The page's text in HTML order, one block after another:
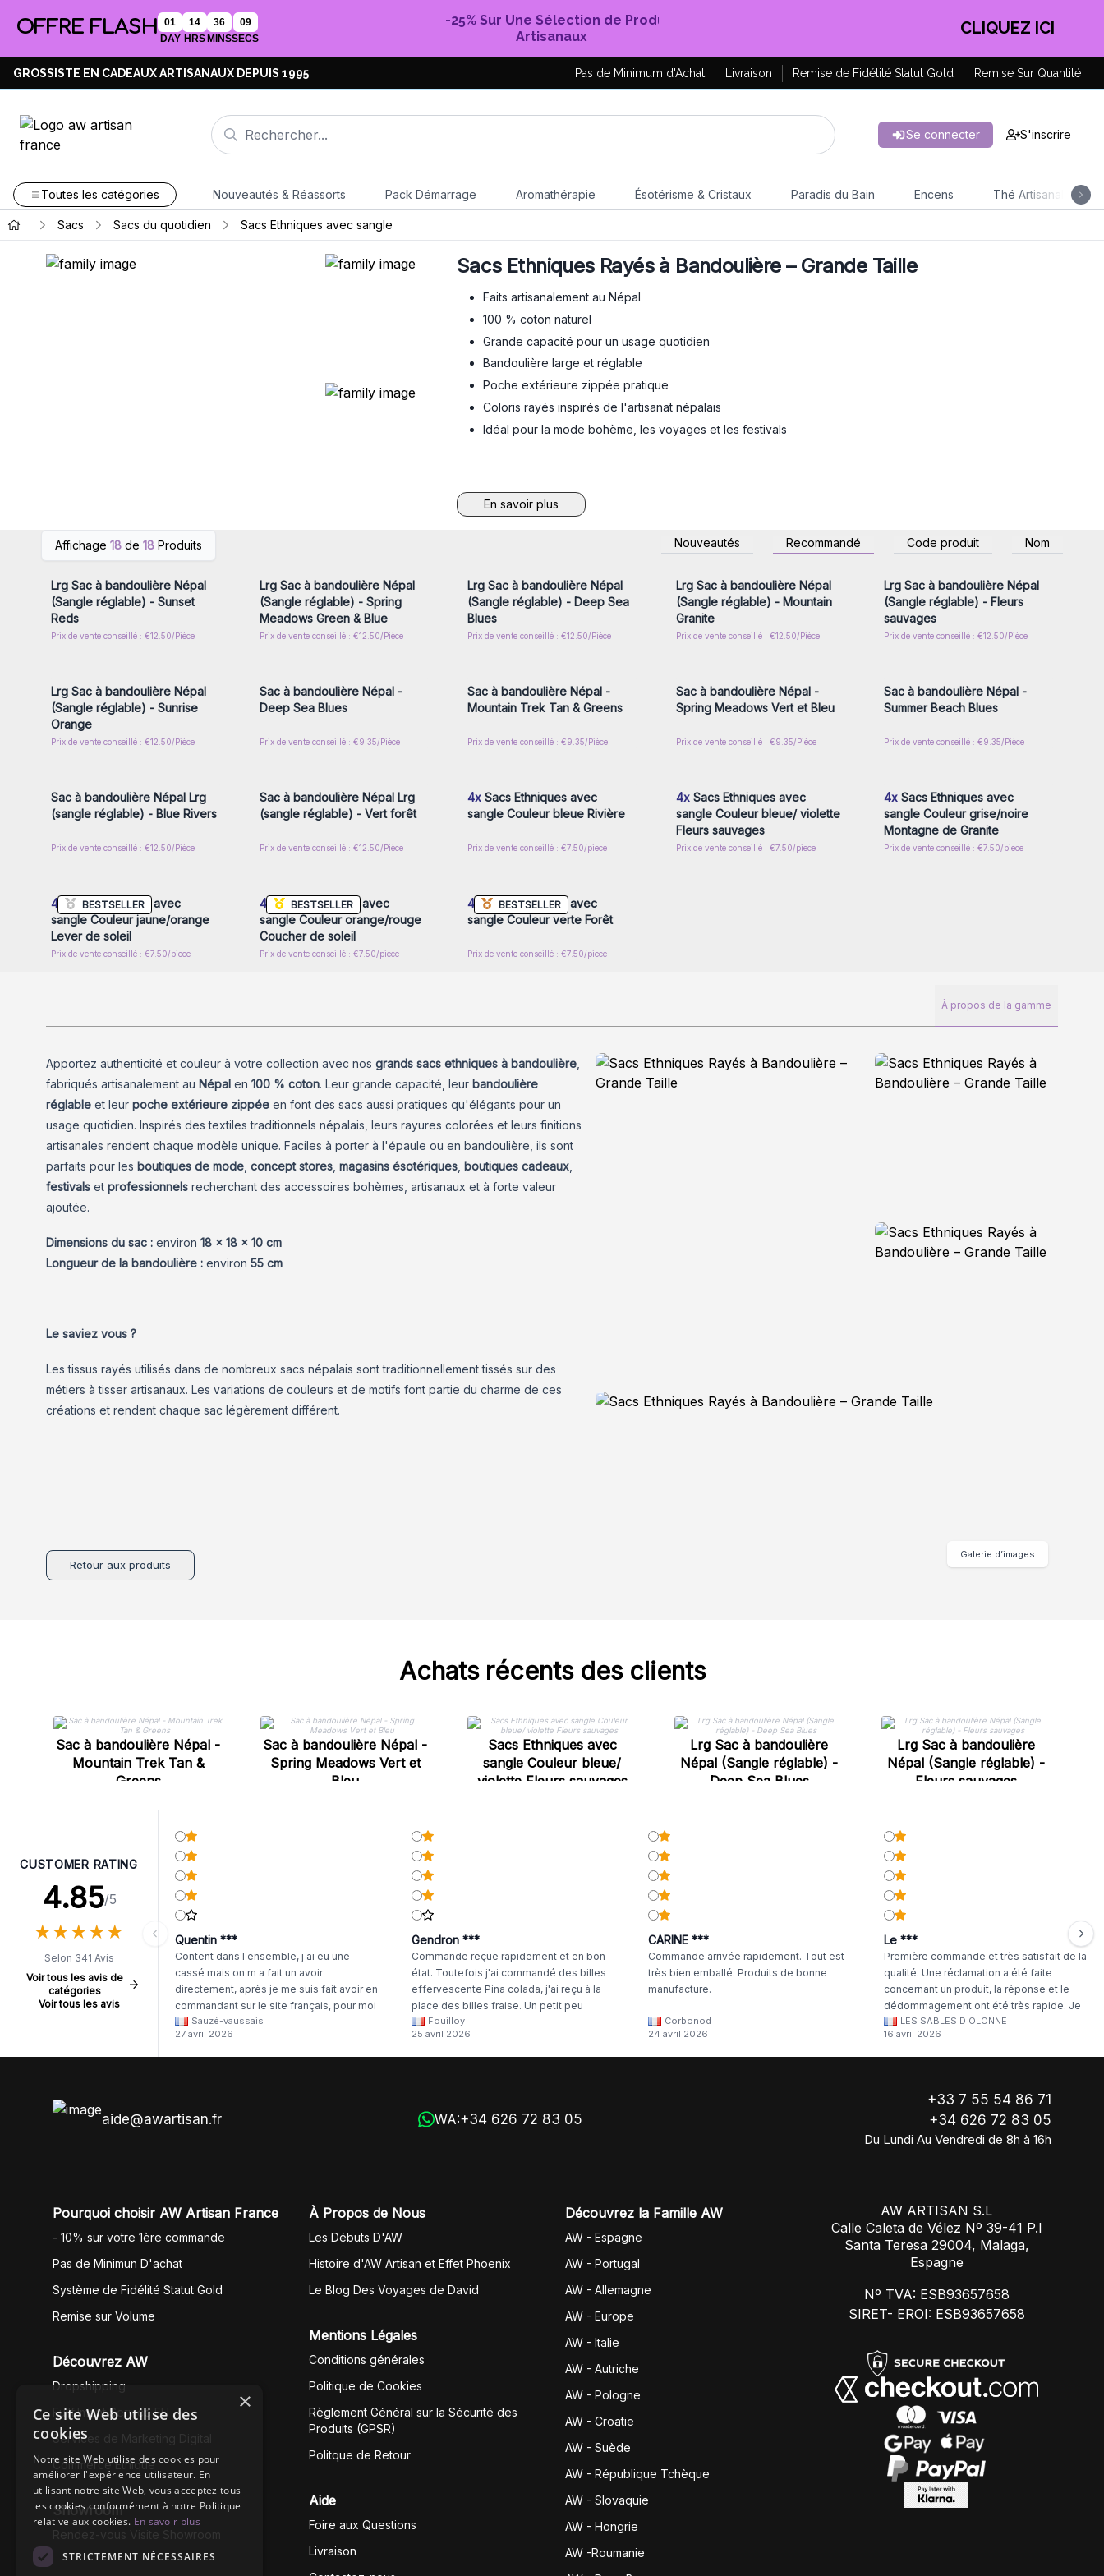
OFFRE FLASH
01
DAY
14
HRS
36
MINS
08
SECS
-25% Sur Une Sélection de Produits
Artisanaux
EN PROFITER !
GROSSISTE EN CADEAUX ARTISANAUX DEPUIS 1995 Pas de Minimum d'Achat Livraison Remise de Fidélité Statut Gold Remise Sur Quantité
Se connecter S'inscrire
Toutes les catégories Nouveautés & Réassorts Pack Démarrage Aromathérapie Ésotérisme & Cristaux Paradis du Bain Encens Thé Artisanal
Sacs Sacs du quotidien Sacs Ethniques avec sangle
Sacs Ethniques Rayés à Bandoulière – Grande Taille
Faits artisanalement au Népal
100 % coton naturel
Grande capacité pour un usage quotidien
Bandoulière large et réglable
Poche extérieure zippée pratique
Coloris rayés inspirés de l'artisanat népalais
Idéal pour la mode bohème, les voyages et les festivals
En savoir plus
Affichage 18 de 18 Produits Nouveautés Recommandé Code produit Nom
vous pour accéder aux prix de
gros
Lrg Sac à bandoulière Népal
(Sangle réglable) - Sunset
Reds
Prix de vente conseillé : €12.50/Pièce
Lrg Sac à bandoulière Népal
(Sangle réglable) - Spring
Meadows Green & Blue
Prix de vente conseillé : €12.50/Pièce
Lrg Sac à bandoulière Népal
(Sangle réglable) - Deep Sea
Blues
Prix de vente conseillé : €12.50/Pièce
Connectez-vous ou inscrivez-
vous pour accéder aux prix de
gros
Lrg Sac à bandoulière Népal
(Sangle réglable) - Mountain
Granite
Prix de vente conseillé : €12.50/Pièce
Connectez-vous ou inscrivez-
vous pour accéder aux prix de
gros
Lrg Sac à bandoulière Népal
(Sangle réglable) - Fleurs
sauvages
Prix de vente conseillé : €12.50/Pièce
Connectez-vous ou inscrivez-
Lrg Sac à bandoulière Népal
(Sangle réglable) - Sunrise
Orange
Prix de vente conseillé : €12.50/Pièce
Connectez-vous ou inscrivez-
Sac à bandoulière Népal -
Deep Sea Blues
Prix de vente conseillé : €9.35/Pièce
Connectez-vous ou inscrivez-
Sac à bandoulière Népal -
Mountain Trek Tan & Greens
Prix de vente conseillé : €9.35/Pièce
Connectez-vous ou inscrivez-
Sac à bandoulière Népal -
Spring Meadows Vert et Bleu
Prix de vente conseillé : €9.35/Pièce
Connectez-vous ou inscrivez-
Sac à bandoulière Népal -
Summer Beach Blues
Prix de vente conseillé : €9.35/Pièce
Connectez-vous ou inscrivez-
Sac à bandoulière Népal Lrg
(sangle réglable) - Blue Rivers
Prix de vente conseillé : €12.50/Pièce
Connectez-vous ou inscrivez-
Sac à bandoulière Népal Lrg
(sangle réglable) - Vert forêt
Prix de vente conseillé : €12.50/Pièce
Connectez-vous ou inscrivez-
4x Sacs Ethniques avec
sangle Couleur bleue Rivière
Prix de vente conseillé : €7.50/piece
Connectez-vous ou inscrivez-
4xSacs Ethniques avec
sangle Couleur bleue/ violette
Fleurs sauvages
Prix de vente conseillé : €7.50/piece
Connectez-vous ou inscrivez-
4x Sacs Ethniques avec
sangle Couleur grise/noire
Montagne de Granite
Prix de vente conseillé : €7.50/piece
BESTSELLER
Connectez-vous ou inscrivez-
4x Sacs Ethniques avec
sangle Couleur jaune/orange
Lever de soleil
Prix de vente conseillé : €7.50/piece
BESTSELLER
Connectez-vous ou inscrivez-
4x Sacs Ethniques avec
sangle Couleur orange/rouge
Coucher de soleil
Prix de vente conseillé : €7.50/piece
BESTSELLER
Connectez-vous ou inscrivez-
4xSacs Ethniques avec
sangle Couleur verte Forêt
Prix de vente conseillé : €7.50/piece
À propos de la gamme
Apportez authenticité et couleur à votre collection avec nos grands sacs ethniques à bandoulière
fabriqués artisanalement au Népal en 100 % coton. Leur grande capacité, leur bandoulière
réglable et leur poche extérieure zippée en font des sacs aussi pratiques qu'élégants pour un
usage quotidien. Inspirés des textiles traditionnels népalais, leurs rayures colorées et leurs finitions
artisanales rendent chaque modèle unique. Faciles à porter à l'épaule ou en bandoulière, ils sont
parfaits pour les boutiques de mode concept stores magasins ésotériques boutiques cadeaux
festivals et professionnels recherchant des accessoires bohèmes, artisanaux et à forte valeur
ajoutée.
Dimensions du sac : environ 18 × 18 × 10 cm
Longueur de la bandoulière : environ 55 cm
Le saviez vous ?
Les tissus rayés utilisés dans de nombreux sacs népalais sont traditionnellement tissés sur des
métiers à tisser artisanaux. Les variations de couleurs et de motifs font partie du charme de ces
créations et rendent chaque sac légèrement différent.
Retour aux produits
Galerie d’images
Achats récents des clients
Sac à bandoulière Népal -
Mountain Trek Tan &
Greens
Sac à bandoulière Népal -
Spring Meadows Vert et
Bleu
Sacs Ethniques avec
sangle Couleur bleue/
violette Fleurs sauvages
Lrg Sac à bandoulière
Népal (Sangle réglable) -
Deep Sea Blues
Lrg Sac à bandoulière
Népal (Sangle réglable) -
Fleurs sauvages
CUSTOMER RATING
4.85/5
★★★★★
★★★★★
Selon 341 Avis
Voir tous les avis de
catégories
Voir tous les avis
Quentin ***
Content dans l ensemble, j ai eu une
cassé mais on m a fait un avoir
directement, après je me suis fait avoir en
commandant sur le site français, pour moi
il était évident que les produits était de la
même langue mais raté tout est en
anglais.
Sauzé-vaussais
27 avril 2026
Gendron ***
Commande reçue rapidement et en bon
état. Toutefois j'ai commandé des billes
effervescente Pina colada, j'ai reçu à la
place des billes fraise. Un petit peu
dommage
Fouilloy
25 avril 2026
CARINE ***
Commande arrivée rapidement. Tout est
très bien emballé. Produits de bonne
manufacture.
Corbonod
24 avril 2026
Le ***
Première commande et très satisfait de la
qualité. Une réclamation a été faite
concernant un produit, la réponse et le
dédommagement ont été très rapide. Je
continuerai à commander chez WA Artisan
!
LES SABLES D OLONNE
16 avril 2026
aide@awartisan.fr WA:+34 626 72 83 05
+33 7 55 54 86 71
+34 626 72 83 05
Du Lundi Au Vendredi de 8h à 16h
Pourquoi choisir AW Artisan France
- 10% sur votre 1ère commande
Pas de Minimun D'achat
Système de Fidélité Statut Gold
Remise sur Volume
Découvrez AW
Dropshipping
Fullfilment Service EU
Services de Marketing Digital
Commerce Éthique
Showroom
À Propos de Nous
Les Débuts D'AW
Histoire d'AW Artisan et Effet Phoenix
Le Blog Des Voyages de David
Mentions Légales
Conditions générales
Politique de Cookies
Règlement Général sur la Sécurité des
Produits (GPSR)
Politque de Retour
Aide
Foire aux Questions
Livraison
Découvrez la Famille AW
AW - Espagne
AW - Portugal
AW - Allemagne
AW - Europe
AW - Italie
AW - Autriche
AW - Pologne
AW - Croatie
AW - Suède
AW - République Tchèque
AW - Slovaquie
AW - Hongrie
AW -Roumanie
AW ARTISAN S.L
Calle Caleta de Vélez Nº 39-41 P.I
Santa Teresa 29004, Malaga,
Espagne
Nº TVA: ESB93657658
SIRET- EROI: ESB93657658
×
Ce site Web utilise des
cookies
Notre site Web utilise des cookies pour
améliorer l'expérience utilisateur. En
utilisant notre site Web, vous acceptez tous
les cookies conformément à notre Politique
relative aux cookies. En savoir plus
STRICTEMENT NÉCESSAIRES